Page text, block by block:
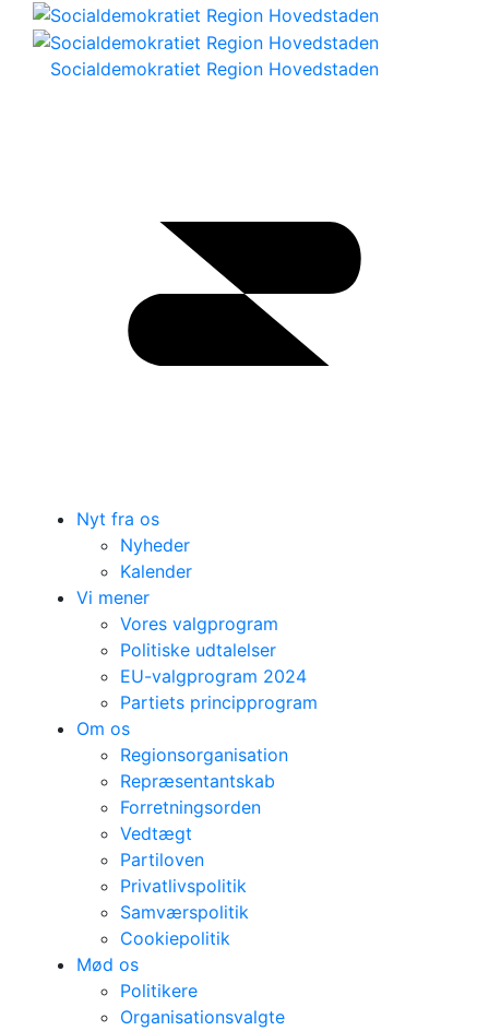
Socialdemokratiet Region Hovedstaden
Nyt fra os
Nyheder
Kalender
Vi mener
Vores valgprogram
Politiske udtalelser
EU-valgprogram 2024
Partiets principprogram
Om os
Regionsorganisation
Repræsentantskab
Forretningsorden
Vedtægt
Partiloven
Privatlivspolitik
Samværspolitik
Cookiepolitik
Mød os
Politikere
Organisationsvalgte